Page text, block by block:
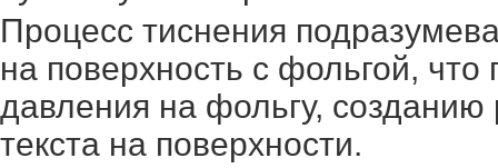
Процесс тиснения
на поверхность с фольгой,
давления на фольгу,
текста на поверхности.